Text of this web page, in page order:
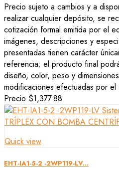
Precio sujeto a cambios y a
realizar cualquier depósito, se
cotización formal emitida por el
imágenes, descripciones y
presentadas tienen carácter
referencia; el producto final
diseño, color, peso y
modificaciones efectuadas por el
Precio $1,377.88
Quick view
EHT-IA1-5-2 -2WP119-LV...